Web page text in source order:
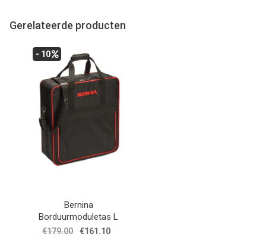
Gerelateerde producten
- 10
Bernina
Borduurmoduletas L
€179.00 €161.10